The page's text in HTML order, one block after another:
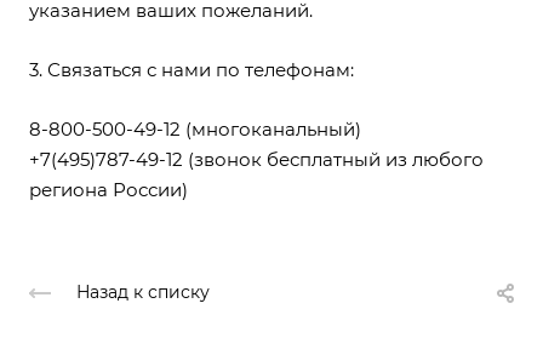
указанием ваших пожеланий.
3. Связаться с нами по телефонам:
8-800-500-49-12 (многоканальный)
+7(495)787-49-12 (звонок бесплатный из любого
региона России)
Назад к списку